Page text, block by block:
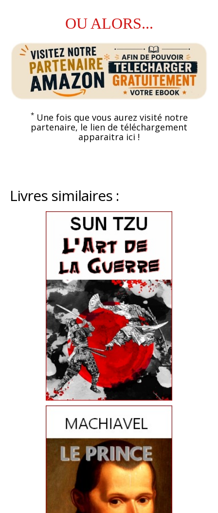
OU ALORS...
*Une fois que vous aurez visité notre
partenaire, le lien de téléchargement
apparaitra ici !
Livres similaires :